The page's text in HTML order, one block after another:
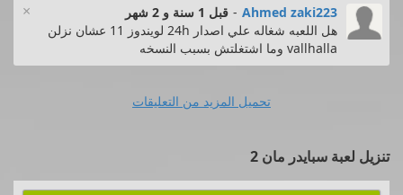
× Ahmed zaki223
- قبل 1 سنة و 2 شهر
هل اللعبه شغاله علي اصدار 24h لويندوز 11 عشان نزلن
vallhalla وما اشتغلتش بسبب النسخه
تحميل المزيد من التعليقات
تنزيل لعبة سبايدر مان 2